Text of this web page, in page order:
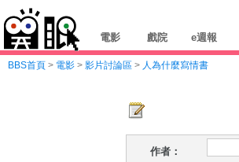
電影 戲院 e週報
BBS首頁 > 電影 > 影片討論區 > 人為什麼寫情書
作者：